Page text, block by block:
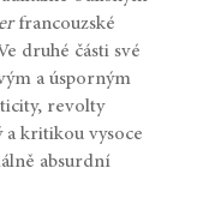
francouzské
druhé části své
a úsporným
revolty
a kritikou vysoce
absurdní